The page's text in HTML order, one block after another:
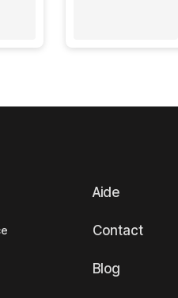
Aide
Contact
Blog